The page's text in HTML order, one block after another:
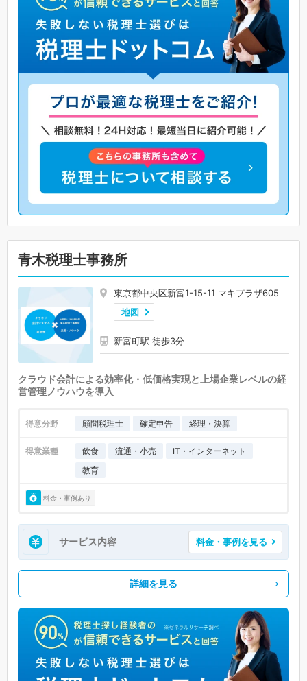
青木税理士事務所
東京都中央区新富1-15-11 マキプラザ605
地図
新富町駅 徒歩3分
クラウド会計による効率化・低価格実現と上場企業レベルの経
営管理ノウハウを導入
得意分野 顧問税理士 確定申告 経理・決算
得意業種 飲食 流通・小売
IT・インターネット
教育
料金・事例あり
サービス内容 料金・事例を見る
詳細を見る